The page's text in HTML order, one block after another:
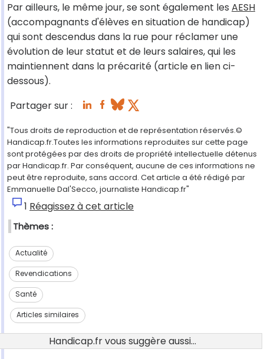
Par ailleurs, le même jour, se sont également les AESH
(accompagnants d'élèves en situation de handicap)
qui sont descendus dans la rue pour réclamer une
évolution de leur statut et de leurs salaires, qui les
maintiennent dans la précarité (article en lien ci-
dessous).
Partager sur :
"Tous droits de reproduction et de représentation réservés.©
Handicap.fr.Toutes les informations reproduites sur cette page
sont protégées par des droits de propriété intellectuelle détenus
par Handicap.fr. Par conséquent, aucune de ces informations ne
peut être reproduite, sans accord. Cet article a été rédigé par
Emmanuelle Dal'Secco, journaliste Handicap.fr"
1 Réagissez à cet article
Thèmes :
Actualité
Revendications
Santé
Articles similaires
Handicap.fr vous suggère aussi...